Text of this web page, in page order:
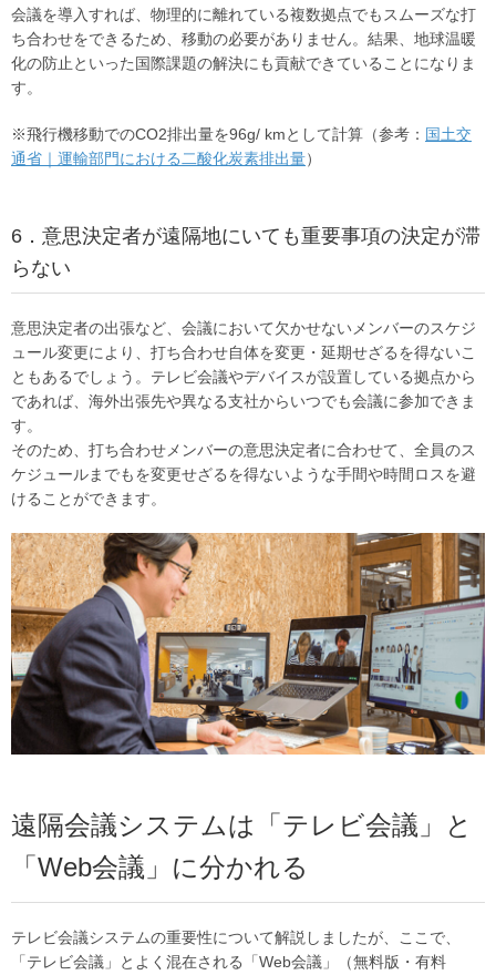
会議を導入すれば、物理的に離れている複数拠点でもスムーズな打
ち合わせをできるため、移動の必要がありません。結果、地球温暖
化の防止といった国際課題の解決にも貢献できていることになりま
す。
※飛行機移動でのCO2排出量を96g/ kmとして計算（参考： 国土交
通省｜運輸部門における二酸化炭素排出量）
6．意思決定者が遠隔地にいても重要事項の決定が滞
らない
意思決定者の出張など、会議において欠かせないメンバーのスケジ
ュール変更により、打ち合わせ自体を変更・延期せざるを得ないこ
ともあるでしょう。テレビ会議やデバイスが設置している拠点から
であれば、海外出張先や異なる支社からいつでも会議に参加できま
す。
そのため、打ち合わせメンバーの意思決定者に合わせて、全員のス
ケジュールまでもを変更せざるを得ないような手間や時間ロスを避
けることができます。
遠隔会議システムは「テレビ会議」と
「Web会議」に分かれる
テレビ会議システムの重要性について解説しましたが、ここで、
「テレビ会議」とよく混在される「Web会議」（無料版・有料